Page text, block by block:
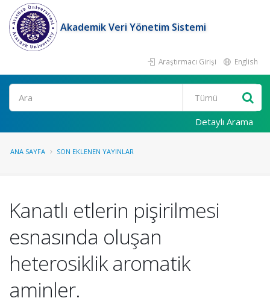
Akademik Veri Yönetim Sistemi
Araştırmacı Girişi English
Ara
Detaylı Arama
ANA SAYFA SON EKLENEN YAYINLAR
Kanatlı etlerin pişirilmesi
esnasında oluşan
heterosiklik aromatik
aminler.